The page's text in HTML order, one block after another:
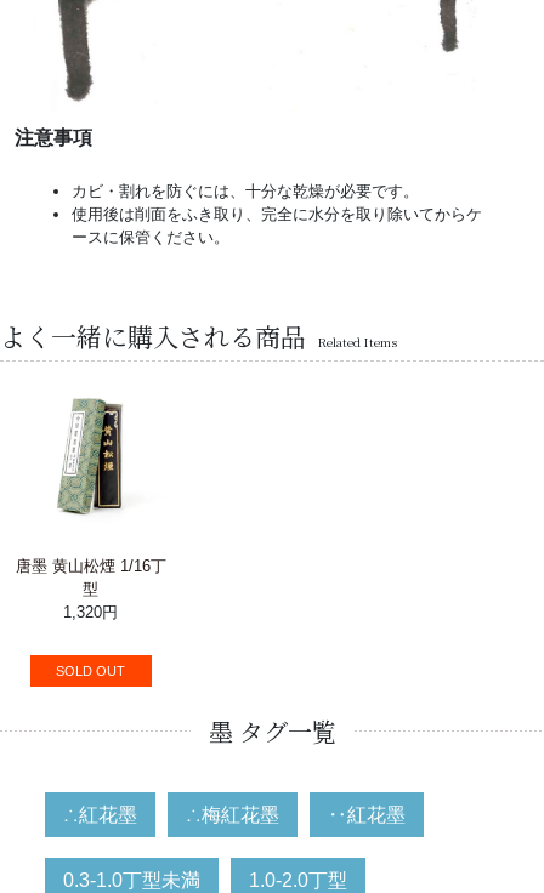
注意事項
カビ・割れを防ぐには、十分な乾燥が必要です。
使用後は削面をふき取り、完全に水分を取り除いてからケ
ースに保管ください。
よく一緒に購入される商品 Related Items
唐墨 黄山松煙 1/16丁
型
1,320円
SOLD OUT
墨 タグ一覧
∴紅花墨 ∴梅紅花墨 ‥紅花墨
0.3-1.0丁型未満 1.0-2.0丁型